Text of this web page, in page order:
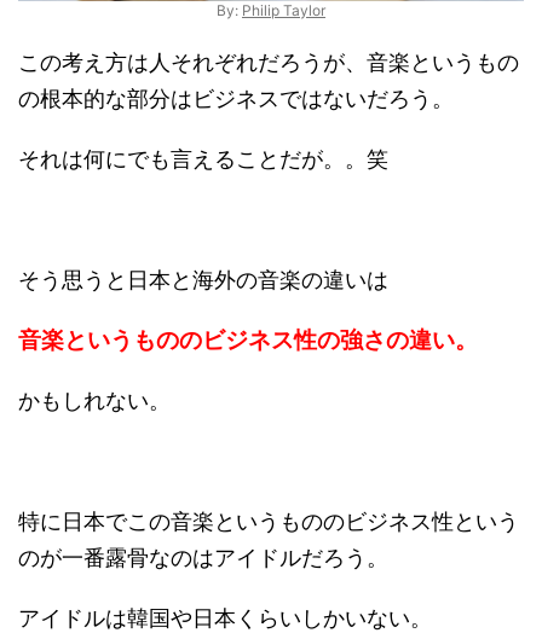
By: Philip Taylor
この考え方は人それぞれだろうが、音楽というもの
の根本的な部分はビジネスではないだろう。
それは何にでも言えることだが。。笑
そう思うと日本と海外の音楽の違いは
音楽というもののビジネス性の強さの違い。
かもしれない。
特に日本でこの音楽というもののビジネス性という
のが一番露骨なのはアイドルだろう。
アイドルは韓国や日本くらいしかいない。